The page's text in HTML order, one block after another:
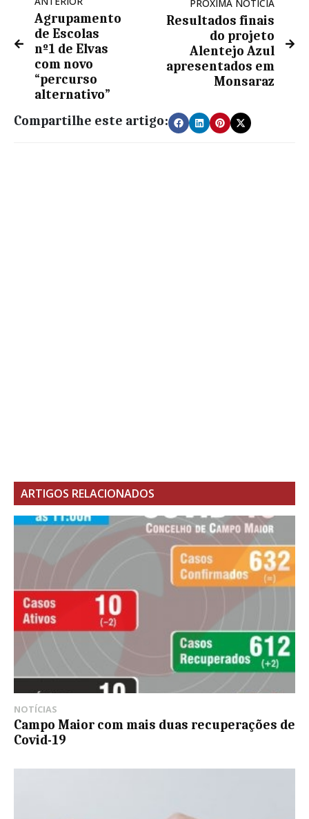
Agrupamento
de Escolas
nº1 de Elvas
com novo
“percurso
alternativo”
PRÓXIMA NOTÍCIA
Resultados finais
do projeto
Alentejo Azul
apresentados em
Monsaraz
Compartilhe este artigo:
ARTIGOS RELACIONADOS
NOTÍCIAS
Campo Maior com mais duas recuperações de
Covid-19